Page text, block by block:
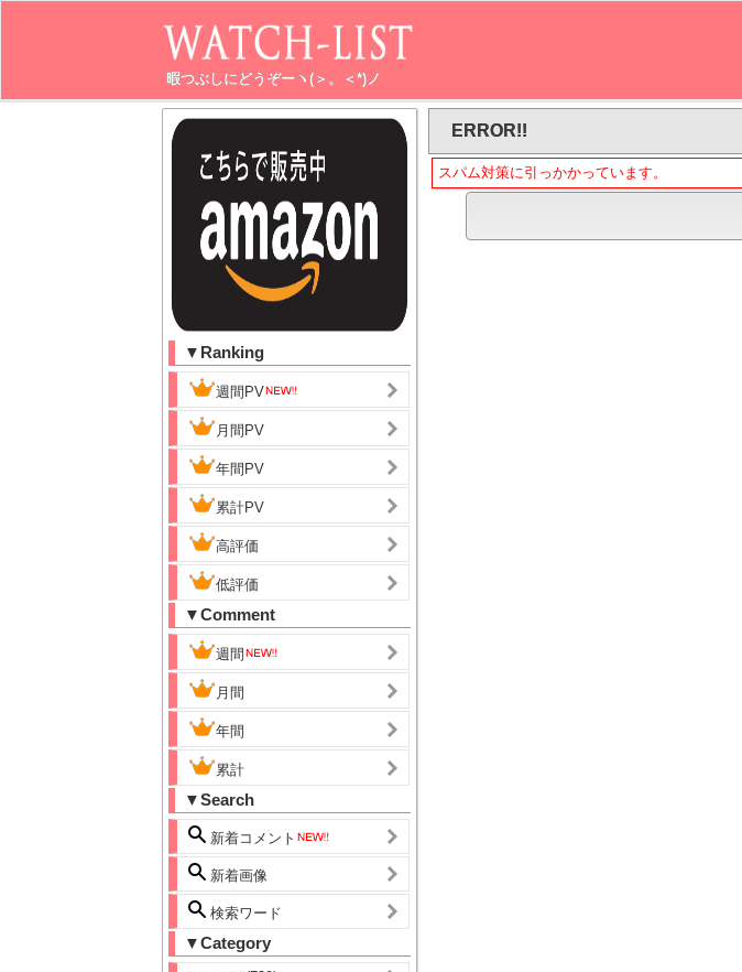
暇つぶしにどうぞーヽ(＞。＜*)ノ
▼Ranking
週間PV
月間PV
年間PV
累計PV
高評価
低評価
▼Comment
週間
月間
年間
累計
▼Search
新着コメント
新着画像
検索ワード
▼Category
ERROR!!
スパム対策に引っかかっています。